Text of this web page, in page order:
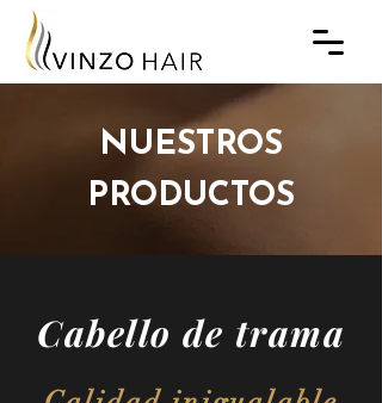
NUESTROS
PRODUCTOS
Cabello de trama